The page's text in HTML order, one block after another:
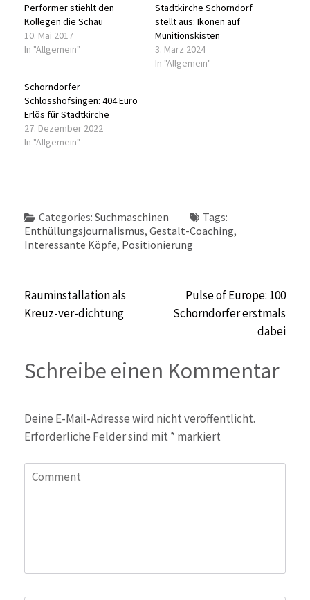
Performer stiehlt den
Kollegen die Schau
10. Mai 2017
In "Allgemein"
Stadtkirche Schorndorf
stellt aus: Ikonen auf
Munitionskisten
3. März 2024
In "Allgemein"
Schorndorfer
Schlosshofsingen: 404 Euro
Erlös für Stadtkirche
27. Dezember 2022
In "Allgemein"
Categories: Suchmaschinen
Tags:
Enthüllungsjournalismus, Gestalt-Coaching,
Interessante Köpfe, Positionierung
Beitragsnavigation
Rauminstallation als
Kreuz-ver-dichtung
Pulse of Europe: 100
Schorndorfer erstmals
dabei
Schreibe einen Kommentar
Deine E-Mail-Adresse wird nicht veröffentlicht.
Erforderliche Felder sind mit * markiert
Comment